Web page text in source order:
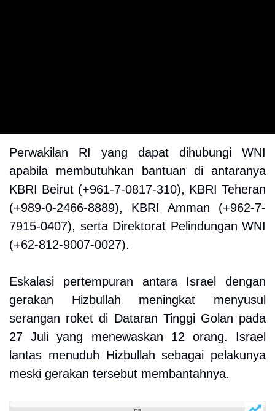
Perwakilan RI yang dapat dihubungi WNI
apabila membutuhkan bantuan di antaranya
KBRI Beirut (+961-7-0817-310), KBRI Teheran
(+989-0-2466-8889), KBRI Amman (+962-7-
7915-0407), serta Direktorat Pelindungan WNI
(+62-812-9007-0027).
Eskalasi pertempuran antara Israel dengan
gerakan Hizbullah meningkat menyusul
serangan roket di Dataran Tinggi Golan pada
27 Juli yang menewaskan 12 orang. Israel
lantas menuduh Hizbullah sebagai pelakunya
meski gerakan tersebut membantahnya.